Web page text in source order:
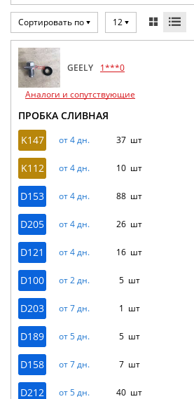
Сортировать по 12
GEELY 1***0
Аналоги и сопутствующие
ПРОБКА СЛИВНАЯ
K147
от 4 дн. 37 шт
K112 от 4 дн. 10 шт
D153 от 4 дн. 88 шт
D205 от 4 дн. 26 шт
D121 от 4 дн. 16 шт
D100 от 2 дн. 5 шт
D203 от 7 дн. 1 шт
D189 от 5 дн. 5 шт
D158 от 7 дн. 7 шт
D212 от 5 дн. 40 шт